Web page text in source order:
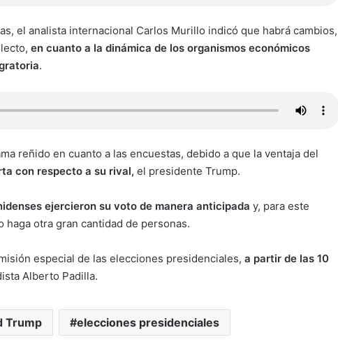
el analista internacional Carlos Murillo indicó que habrá cambios,
en cuanto a la dinámica de los organismos económicos
.
reñido en cuanto a las encuestas, debido a que la ventaja del
con respecto a su rival, el presidente Trump.
ejercieron su voto de manera anticipada y, para este
otra gran cantidad de personas.
especial de las elecciones presidenciales, a partir de las 10
Alberto Padilla.
Trump elecciones presidenciales